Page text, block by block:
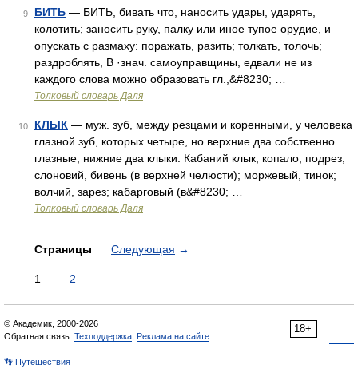
9 БИТЬ — БИТЬ, бивать что, наносить удары, ударять,
колотить; заносить руку, палку или иное тупое орудие, и
опускать с размаху: поражать, разить; толкать, толочь;
раздроблять, В ·знач. самоуправщины, едвали не из
каждого слова можно образовать гл.,&#8230; …
Толковый словарь Даля
10 КЛЫК — муж. зуб, между резцами и коренными, у человека
глазной зуб, которых четыре, но верхние два собственно
глазные, нижние два клыки. Кабаний клык, копало, подрез;
слоновий, бивень (в верхней челюсти); моржевый, тинок;
волчий, зарез; кабарговый (в&#8230; …
Толковый словарь Даля
Страницы Следующая →
1 2
18+
© Академик, 2000-2026
Обратная связь: Техподдержка Реклама на сайте
👣 Путешествия